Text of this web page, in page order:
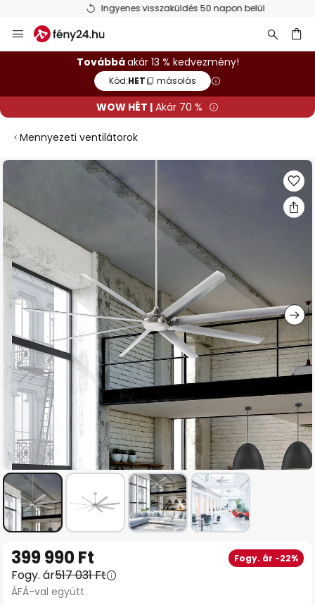
Ingyenes visszaküldés 50 napon belül
Ugrás
a
tartalomhozTovábbáakár 13 % kedvezmény!
Kód:HET másolás
WOW HÉT | Akár 70 %
Mennyezeti ventilátorok
Ugrás
képgaléria
végére
képgaléria
elejére
399 990 Ft Fogy. ár -22%
Fogy. ár517 031 Ft
ÁFÁ-val együtt